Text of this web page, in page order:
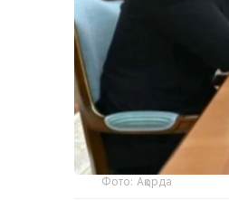
Фото: Ақорда